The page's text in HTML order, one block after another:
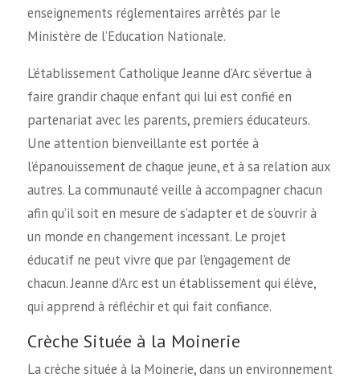
enseignements réglementaires arrêtés par le
Ministère de l’Education Nationale.
L’établissement Catholique Jeanne d’Arc s’évertue à
faire grandir chaque enfant qui lui est confié en
partenariat avec les parents, premiers éducateurs.
Une attention bienveillante est portée à
l’épanouissement de chaque jeune, et à sa relation aux
autres. La communauté veille à accompagner chacun
afin qu’il soit en mesure de s’adapter et de s’ouvrir à
un monde en changement incessant. Le projet
éducatif ne peut vivre que par l’engagement de
chacun. Jeanne d’Arc est un établissement qui élève,
qui apprend à réfléchir et qui fait confiance.
Crèche Située à la Moinerie
La crèche située à la Moinerie, dans un environnement